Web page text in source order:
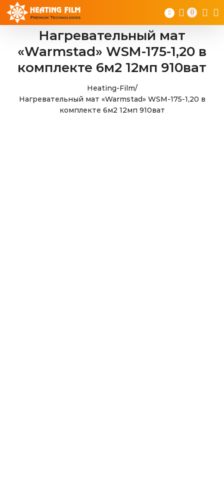
Skip
0
Нагревательный мат
«Warmstad» WSM-175-1,20 в
комплекте 6м2 12мп 910ват
Heating-Film/
Нагревательный мат «Warmstad» WSM-175-1,20 в
комплекте 6м2 12мп 910ват